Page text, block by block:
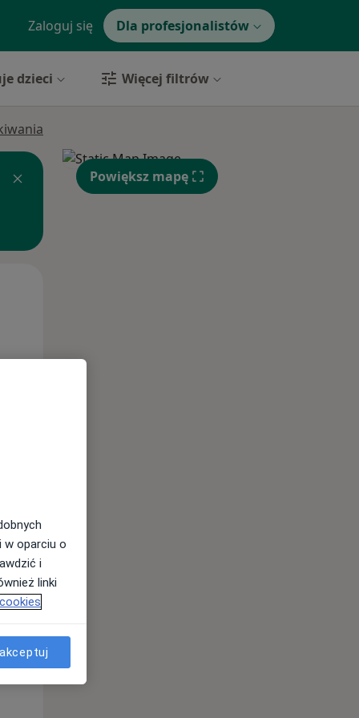
Zaloguj się Dla profesjonalistów
dzieci Więcej filtrów
Śr,
12 Sie
Powiększ mapę
w oparciu o
i
linki